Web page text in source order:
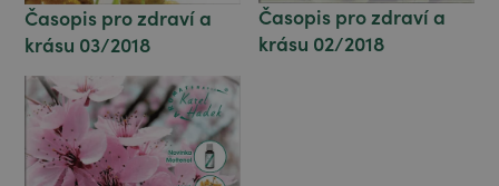
Časopis pro zdraví a
krásu 03/2018
Časopis pro zdraví a
krásu 02/2018